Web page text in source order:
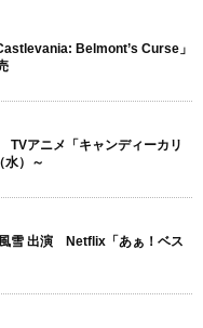
Belmont’s Curse」
アニメ「キャンディーカリ
水）～
雪 出演 Netflix「あぁ！ベス